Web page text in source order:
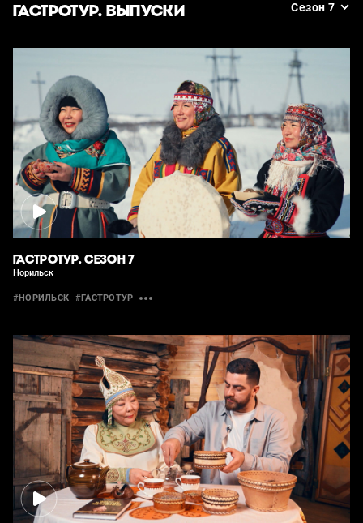
ГАСТРОТУР. ВЫПУСКИ Сезон 7
ГАСТРОТУР. СЕЗОН 7
Норильск
#НОРИЛЬСК #ГАСТРОТУР